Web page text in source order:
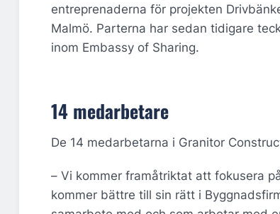
entreprenaderna för projekten
Malmö. Parterna har sedan tidigare
inom Embassy of Sharing.
14 medarbetare
De 14 medarbetarna i Granitor
– Vi kommer framåtriktat att fokusera
kommer bättre till sin rätt i